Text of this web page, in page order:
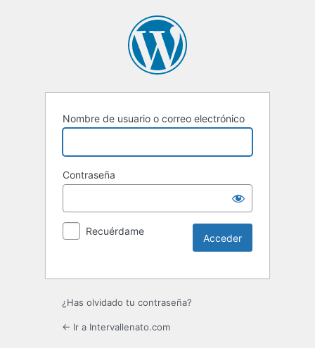
Nombre de usuario o correo electrónico
Contraseña
Recuérdame
¿Has olvidado tu contraseña?
← Ir a Intervallenato.com